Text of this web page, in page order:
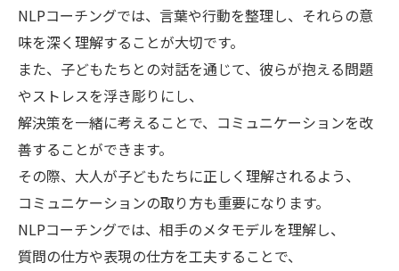
NLPコーチングでは、言葉や行動を整理し、それらの意
味を深く理解することが大切です。
また、子どもたちとの対話を通じて、彼らが抱える問題
やストレスを浮き彫りにし、
解決策を一緒に考えることで、コミュニケーションを改
善することができます。
その際、大人が子どもたちに正しく理解されるよう、
コミュニケーションの取り方も重要になります。
NLPコーチングでは、相手のメタモデルを理解し、
質問の仕方や表現の仕方を工夫することで、